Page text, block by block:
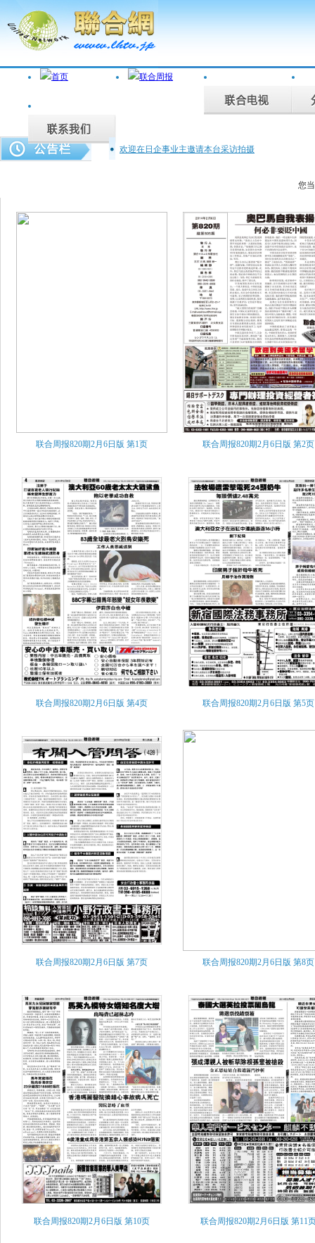
欢迎在日企事业主邀请本台采访拍摄
您
联合周报820期2月6日版 第1页 联合周报820期2月6日版 第2页
联合周报820期2月6日版 第4页 联合周报820期2月6日版 第5页
联合周报820期2月6日版 第7页 联合周报820期2月6日版 第8页
联合周报820期2月6日版 第10页 联合周报820期2月6日版 第11